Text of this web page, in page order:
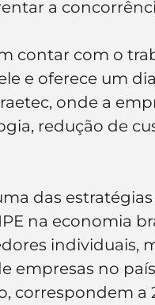
a
contar com o
e oferece um
onde a
redução de
das
na economia
individuais,
empresas no
correspondem a